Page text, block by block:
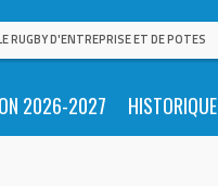
RUGBY D'ENTREPRISE ET DE POTES
2026-2027 HISTORIQUE